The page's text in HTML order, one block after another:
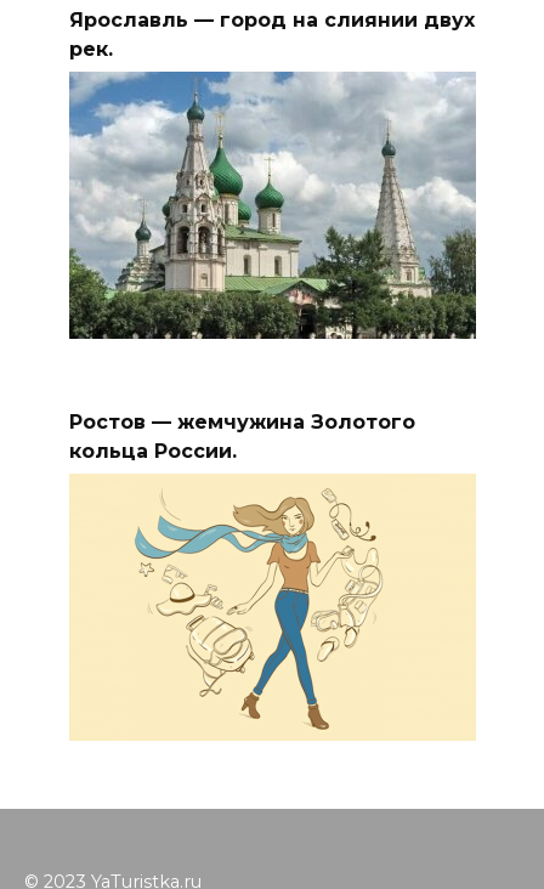
Ярославль — город на слиянии двух
рек.
Ростов — жемчужина Золотого
кольца России.
© 2023 YaTuristka.ru